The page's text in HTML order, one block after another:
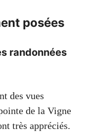
posées
randonnées
des vues
de la Vigne
très appréciés.